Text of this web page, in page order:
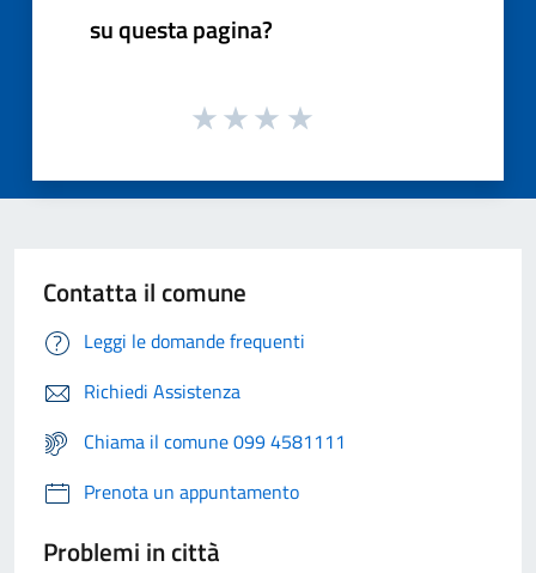
su questa pagina?
Contatta il comune
Leggi le domande frequenti
Richiedi Assistenza
Chiama il comune 099 4581111
Prenota un appuntamento
Problemi in città